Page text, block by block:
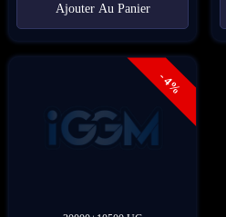
Ajouter Au Panier
- 4%